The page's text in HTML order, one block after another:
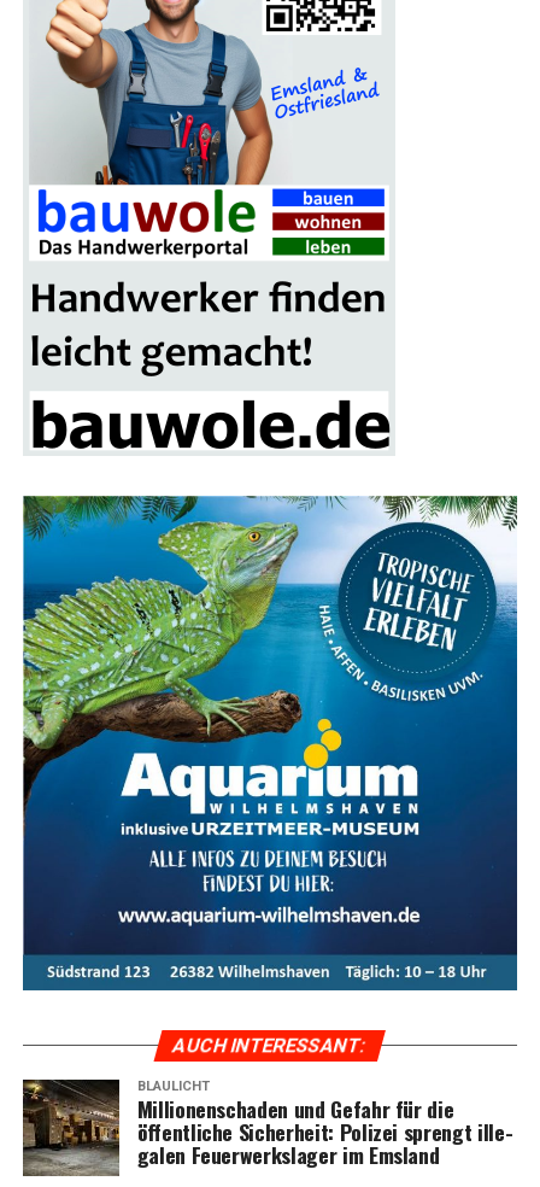
AUCH INTER­ES­SANT:
BLAULICHT
Mil­lio­nen­scha­den und Gefahr für die
öffent­li­che Sicher­heit: Poli­zei sprengt ille­
ga­len Feu­er­werks­la­ger im Emsland